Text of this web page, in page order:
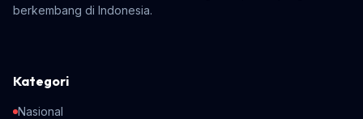
berkembang di Indonesia.
Kategori
Nasional